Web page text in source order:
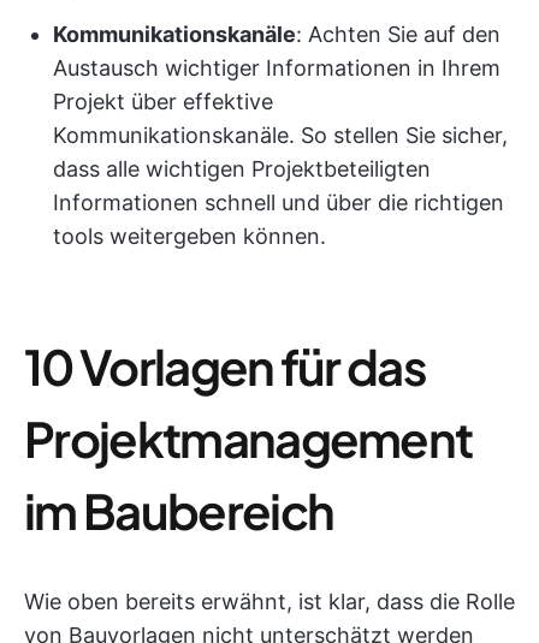
Kommunikationskanäle: Achten Sie auf den
Austausch wichtiger Informationen in Ihrem
Projekt über effektive
Kommunikationskanäle. So stellen Sie sicher,
dass alle wichtigen Projektbeteiligten
Informationen schnell und über die richtigen
tools weitergeben können.
10 Vorlagen für das
Projektmanagement
im Baubereich
Wie oben bereits erwähnt, ist klar, dass die Rolle
von Bauvorlagen nicht unterschätzt werden